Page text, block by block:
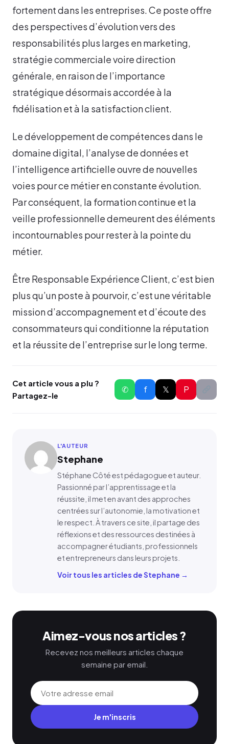
fortement dans les entreprises. Ce poste offre
des perspectives d’évolution vers des
responsabilités plus larges en marketing,
stratégie commerciale voire direction
générale, en raison de l’importance
stratégique désormais accordée à la
fidélisation et à la satisfaction client.
Le développement de compétences dans le
domaine digital, l’analyse de données et
l’intelligence artificielle ouvre de nouvelles
voies pour ce métier en constante évolution.
Par conséquent, la formation continue et la
veille professionnelle demeurent des éléments
incontournables pour rester à la pointe du
métier.
Être Responsable Expérience Client, c’est bien
plus qu’un poste à pourvoir, c’est une véritable
mission d’accompagnement et d’écoute des
consommateurs qui conditionne la réputation
et la réussite de l’entreprise sur le long terme.
Cet article vous a plu ?
Partagez-le
✆ f 𝕏 P
L'AUTEUR
Stephane
Stéphane Côté est pédagogue et auteur.
Passionné par l’apprentissage et la
réussite, il met en avant des approches
centrées sur l’autonomie, la motivation et
le respect. À travers ce site, il partage des
réflexions et des ressources destinées à
accompagner étudiants, professionnels
et entrepreneurs dans leurs projets.
Voir tous les articles de Stephane →
Aimez-vous nos articles ?
Recevez nos meilleurs articles chaque
semaine par email.
Je m'inscris